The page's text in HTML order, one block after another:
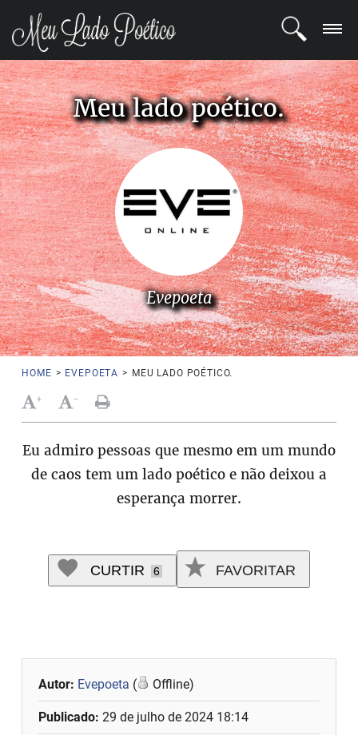
LOGIN
REGISTRO
POETAS
BLOG
COMUNIDADE
Meu lado poético.
Evepoeta
HOME > EVEPOETA > MEU LADO POÉTICO.
+ -
Eu admiro pessoas que mesmo em um mundo
de caos tem um lado poético e não deixou a
esperança morrer.
CURTIR 6 FAVORITAR
Autor: Evepoeta ( Offline)
Publicado:29 de julho de 2024 18:14